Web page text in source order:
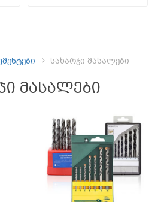
სახარჯი მასალები
მასალები